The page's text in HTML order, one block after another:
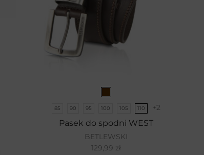
85 90 95 100 105 110 +2
Pasek do spodni WEST
BETLEWSKI
129,99 zł